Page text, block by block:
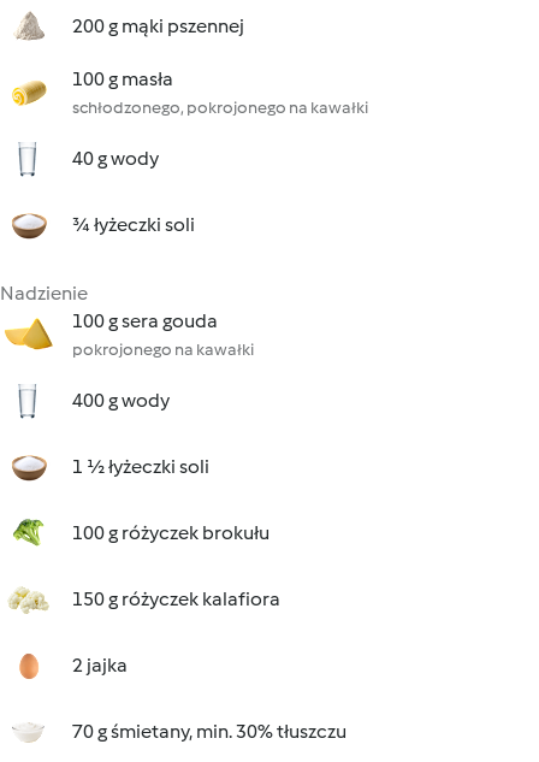
200 g mąki pszennej
100 g masła
schłodzonego, pokrojonego na kawałki
40 g wody
¾ łyżeczki soli
Nadzienie
100 g sera gouda
pokrojonego na kawałki
400 g wody
1 ½ łyżeczki soli
100 g różyczek brokułu
150 g różyczek kalafiora
2 jajka
70 g śmietany, min. 30% tłuszczu